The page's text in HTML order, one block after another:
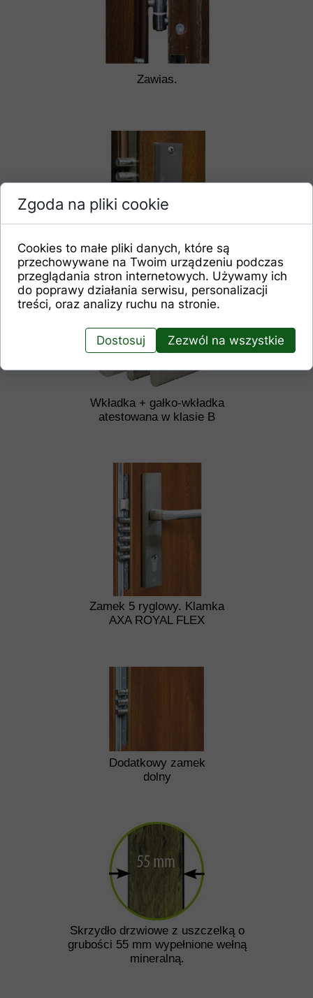
Dodatkowy zamek
dolny
Wkładka + gałko-wkładka
atestowana w klasie B
Zamek 3 ryglowy
górny
Zamek 5 ryglowy. Klamka
AXA ROYAL FLEX
Zawias.
Skrzydło drzwiowe z uszczelką o
grubości 55 mm wypełnione wełną
mineralną.
Zgoda na pliki cookie
Cookies to małe pliki danych, które są
przechowywane na Twoim urządzeniu podczas
przeglądania stron internetowych. Używamy ich
do poprawy działania serwisu, personalizacji
treści, oraz analizy ruchu na stronie.
Dostosuj Zezwól na wszystkie